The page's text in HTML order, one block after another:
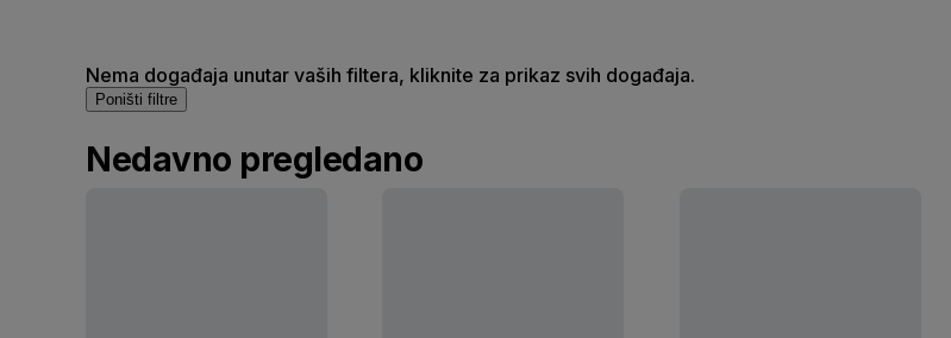
Nema događaja unutar vaših filtera, kliknite za prikaz svih događaja.
Poništi filtre
Nedavno pregledano